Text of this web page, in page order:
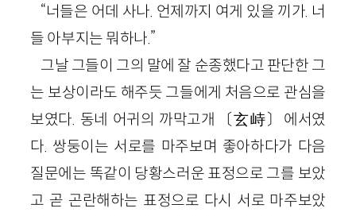
“너들은 어데 사나. 언제까지 여게 있을 끼가. 너
들 아부지는 뭐하나.”
그날 그들이 그의 말에 잘 순종했다고 판단한 그
는 보상이라도 해주듯 그들에게 처음으로 관심을
보였다. 동네 어귀의 까막고개〔玄峙〕에서였
다. 쌍둥이는 서로를 마주보며 좋아하다가 다음
질문에는 똑같이 당황스러운 표정으로 그를 보았
고 곧 곤란해하는 표정으로 다시 서로 마주보았